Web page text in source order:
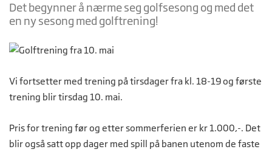
Det begynner å nærme seg golfsesong og med det
en ny sesong med golftrening!
Vi fortsetter med trening på tirsdager fra kl. 18-19 og første
trening blir tirsdag 10. mai.
Pris for trening før og etter sommerferien er kr 1.000,-. Det
blir også satt opp dager med spill på banen utenom de faste